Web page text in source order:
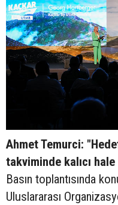
Ahmet Temurci:
takviminde kalıcı
Basın toplantısında
Uluslararası